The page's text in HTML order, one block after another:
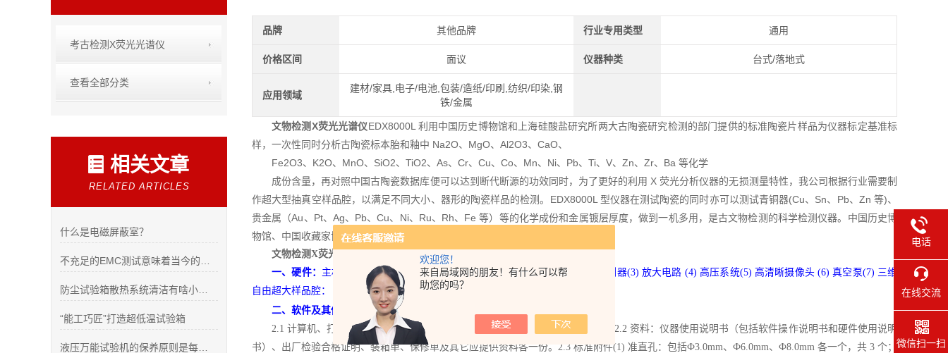
欢迎您！
来自局域网的朋友！有什么可以帮
助您的吗？
考古检测X荧光光谱仪
查看全部分类
相关文章
RELATED ARTICLES
什么是电磁屏蔽室？
“能工巧匠”打造超低温试验箱
品牌 其他品牌 行业专用类型 通用
价格区间 面议 仪器种类 台式/落地式
应用领域
建材/家具,电子/电池,包装/造纸/印刷,纺织/印染,钢
铁/金属
文物检测X荧光光谱仪EDX8000L 利用中国历史博物馆和上海硅酸盐研究所两大古陶瓷研究检测的部门提供的标准陶瓷片样品为仪器标定基准标
样，一次性同时分析古陶瓷标本胎和釉中 Na2O、MgO、Al2O3、CaO、
Fe2O3、K2O、MnO、SiO2、TiO2、As、Cr、Cu、Co、Mn、Ni、Pb、Ti、V、Zn、Zr、Ba 等化学
成份含量，再对照中国古陶瓷数据库便可以达到断代断源的功效同时，为了更好的利用 X 荧光分析仪器的无损测量特性，我公司根据行业需要制
作超大型抽真空样品腔，以满足不同大小、器形的陶瓷样品的检测。EDX8000L 型仪器在测试陶瓷的同时亦可以测试青铜器(Cu、Sn、Pb、Zn 等)、
贵金属（Au、Pt、Ag、Pb、Cu、Ni、Ru、Rh、Fe 等）等的化学成份和金属镀层厚度，做到一机多用，是古文物检测的科学检测仪器。中国历史博
物馆、中国收藏家协会等古文物收藏部门都是其用户。
文物检测X荧光光谱仪
详细配置信息：
一、硬件： 主机壹台，含下列主要部件：(1) X光管(2) SDD电制冷半导体探测器(3) 放大电路 (4) 高压系统(5) 高清晰摄像头(6)真空泵(7) 三维
自由超大样品腔：（600×600×1000mm
）
二、软件及其他：
X 荧光光谱仪成分分析软件 V3.0
2.1计算机、打印机各一台计算机（笔记本电脑）、打印机（彩色喷墨打印机） 2.2 资料：仪器使用说明书（包括软件操作说明书和硬件使用说明
书）、出厂检验合格证明、装箱单、保修单及其它应提供资料各一份。 2.3 标准附件(1) 准直孔：包括Ф3.0mm、Ф6.0mm、Ф8.0mm 各一个，共 3 个；
电话
在线交流
微信扫一扫